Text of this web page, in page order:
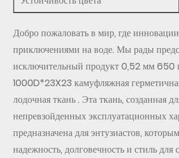
Добро пожаловать в мир, где
приключениями на воде. Мы рады
исключительный продукт0,52 мм 650
1000D*23X23 камуфляжная
лодочная ткань. Эта ткань, созданная
непревзойденных эксплуатационных
предназначена для энтузиастов,
надежность, долговечность и стиль